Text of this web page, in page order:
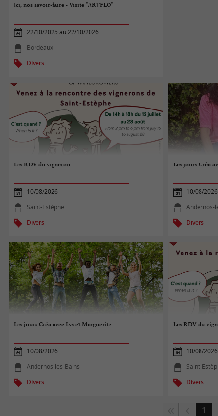
Ici, nos savoir-faire - Visite "ARTFLO"
22/10/2025 au 22/10/2026
Bordeaux
Divers
Les RDV du vigneron
10/08/2026
Saint-Estèphe
Divers
Les jours Créa
10/08/2026
Andernos-
Divers
Les jours Créa avec Lys et Marguerite
10/08/2026
Andernos-les-Bains
Divers
Les RDV du
10/08/2026
Saint-
Divers
1